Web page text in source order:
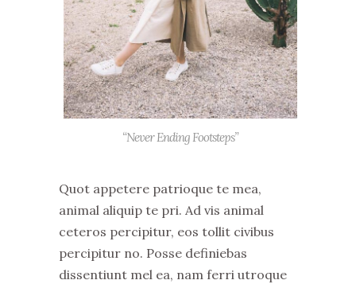
“Never Ending Footsteps”
Quot appetere patrioque te mea,
animal aliquip te pri. Ad vis animal
ceteros percipitur, eos tollit civibus
percipitur no. Posse definiebas
dissentiunt mel ea, nam ferri utroque